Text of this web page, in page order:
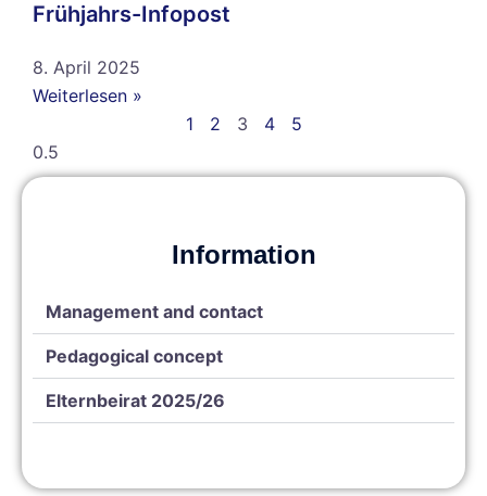
Frühjahrs-Infopost
8. April 2025
Weiterlesen »
1
2 3 4 5
Information
Management and contact
Pedagogical concept
Elternbeirat 2025/26